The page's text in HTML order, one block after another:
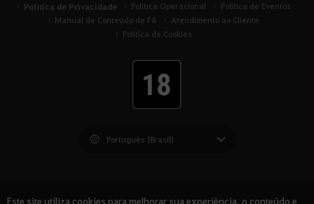
Política de Privacidade Política Operacional
Política de Eventos
Manual de Conteúdo de Fã
Atendimento ao Cliente
Política de Cookies
Black Desert -
Este site utiliza cookies para melhorar sua experiência, o conteúdo e